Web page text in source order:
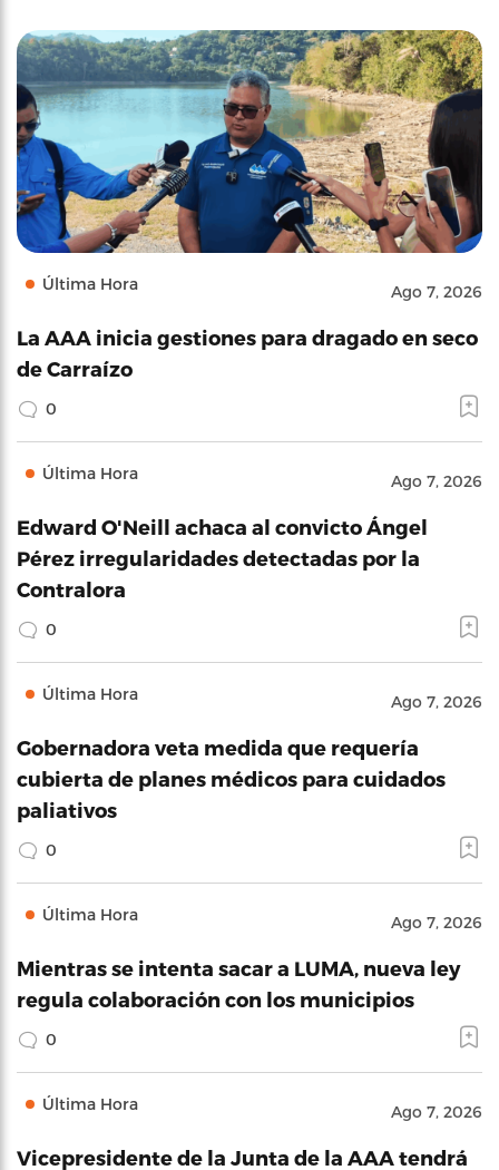
Última Hora Ago 7, 2026
La AAA inicia gestiones para dragado en seco
de Carraízo
0
Última Hora Ago 7, 2026
Edward O'Neill achaca al convicto Ángel
Pérez irregularidades detectadas por la
Contralora
0
Última Hora Ago 7, 2026
Gobernadora veta medida que requería
cubierta de planes médicos para cuidados
paliativos
0
Última Hora Ago 7, 2026
Mientras se intenta sacar a LUMA, nueva ley
regula colaboración con los municipios
0
Última Hora Ago 7, 2026
Vicepresidente de la Junta de la AAA tendrá